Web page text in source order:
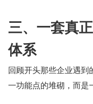
三、一套真
体系
回顾开头那些企业遇
一功能点的堆砌，而是